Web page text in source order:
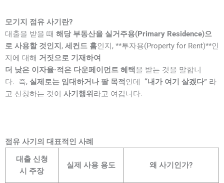
모기지 점유 사기란?
대출을 받을 때 해당 부동산을 실거주용(Primary Residence)으
로 사용할 것인지 , 세컨드 홈인지, **투자용(Property for Rent)**인
지에 대해 거짓으로 기재하여
더 낮은 이자율·적은 다운페이먼트 혜택 을 받는 것을 말합니
다. 즉, 실제로는 임대하거나 팔 목적 인데 “내가 여기 살겠다” 라
고 신청하는 것이 사기행위 라고 여깁니다.
점유 사기의 대표적인 사례
대출 신청
시 주장
실제 사용 용도 왜 사기인가?